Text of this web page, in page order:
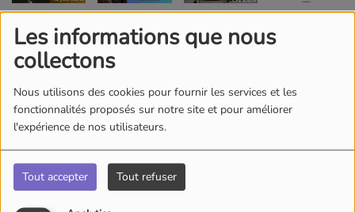
Les informations que nous
collectons
Nous utilisons des cookies pour fournir les services et les
fonctionnalités proposés sur notre site et pour améliorer
l'expérience de nos utilisateurs.
Tout accepter Tout refuser